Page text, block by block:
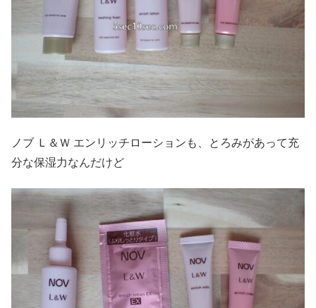
ノブ Ｌ＆Ｗ エンリッチローションも、とろみがあって充
分な保湿力なんだけど